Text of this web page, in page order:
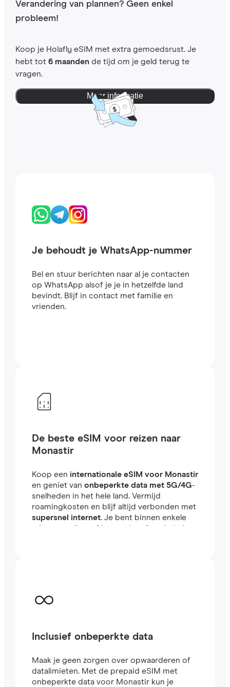
Verandering van plannen? Geen enkel
probleem!
Koop je Holafly eSIM met extra gemoedsrust. Je
hebt tot 6 maandende tijd om je geld terug te
vragen.
Meer informatie
Je behoudt je WhatsApp-nummer
Bel en stuur berichten naar al je contacten
op WhatsApp alsof je je in hetzelfde land
bevindt. Blijf in contact met familie en
vrienden.
De beste eSIM voor reizen naar
Monastir
Koop een internationale eSIM voor Monastir
en geniet van onbeperkte data met 5G/4G-
snelheden in het hele land. Vermijd
roamingkosten en blijf altijd verbonden met
supersnel internet. Je bent binnen enkele
minuten online, of je nu reist of werkt in het
Inclusief onbeperkte data
Maak je geen zorgen over opwaarderen of
datalimieten. Met de prepaid eSIM met
onbeperkte data voor Monastir kun je